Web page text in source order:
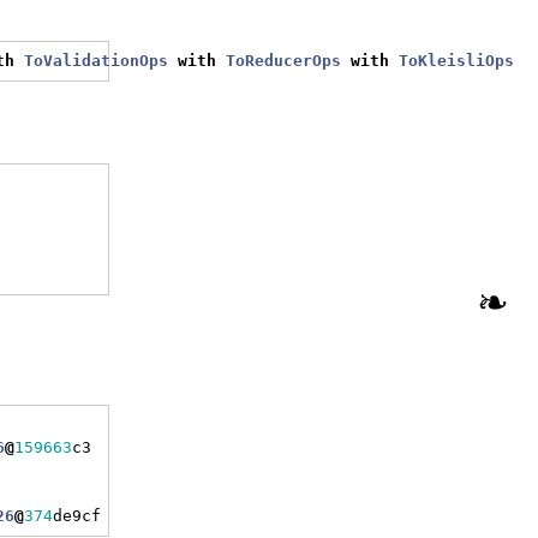
❧
ToValidationOps with ToReducerOps with ToKleisliOps
@159663c3
@374de9cf